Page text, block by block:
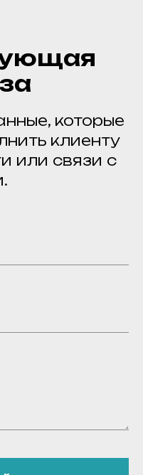
которые
клиенту
или связи с